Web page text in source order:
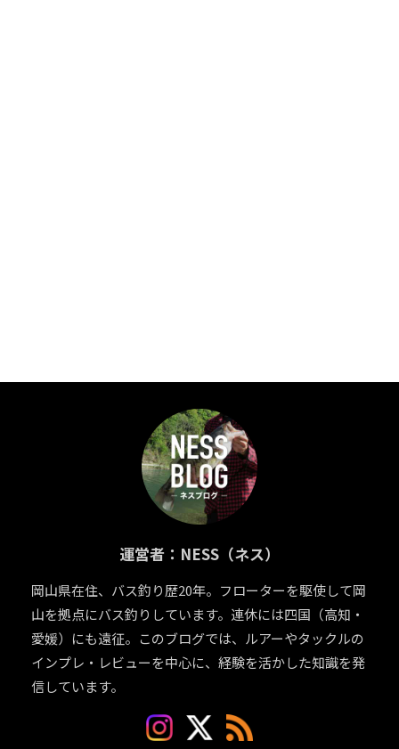
運営者：NESS（ネス）
岡山県在住、バス釣り歴20年。フローターを駆使して岡
山を拠点にバス釣りしています。連休には四国（高知・
愛媛）にも遠征。このブログでは、ルアーやタックルの
インプレ・レビューを中心に、経験を活かした知識を発
信しています。